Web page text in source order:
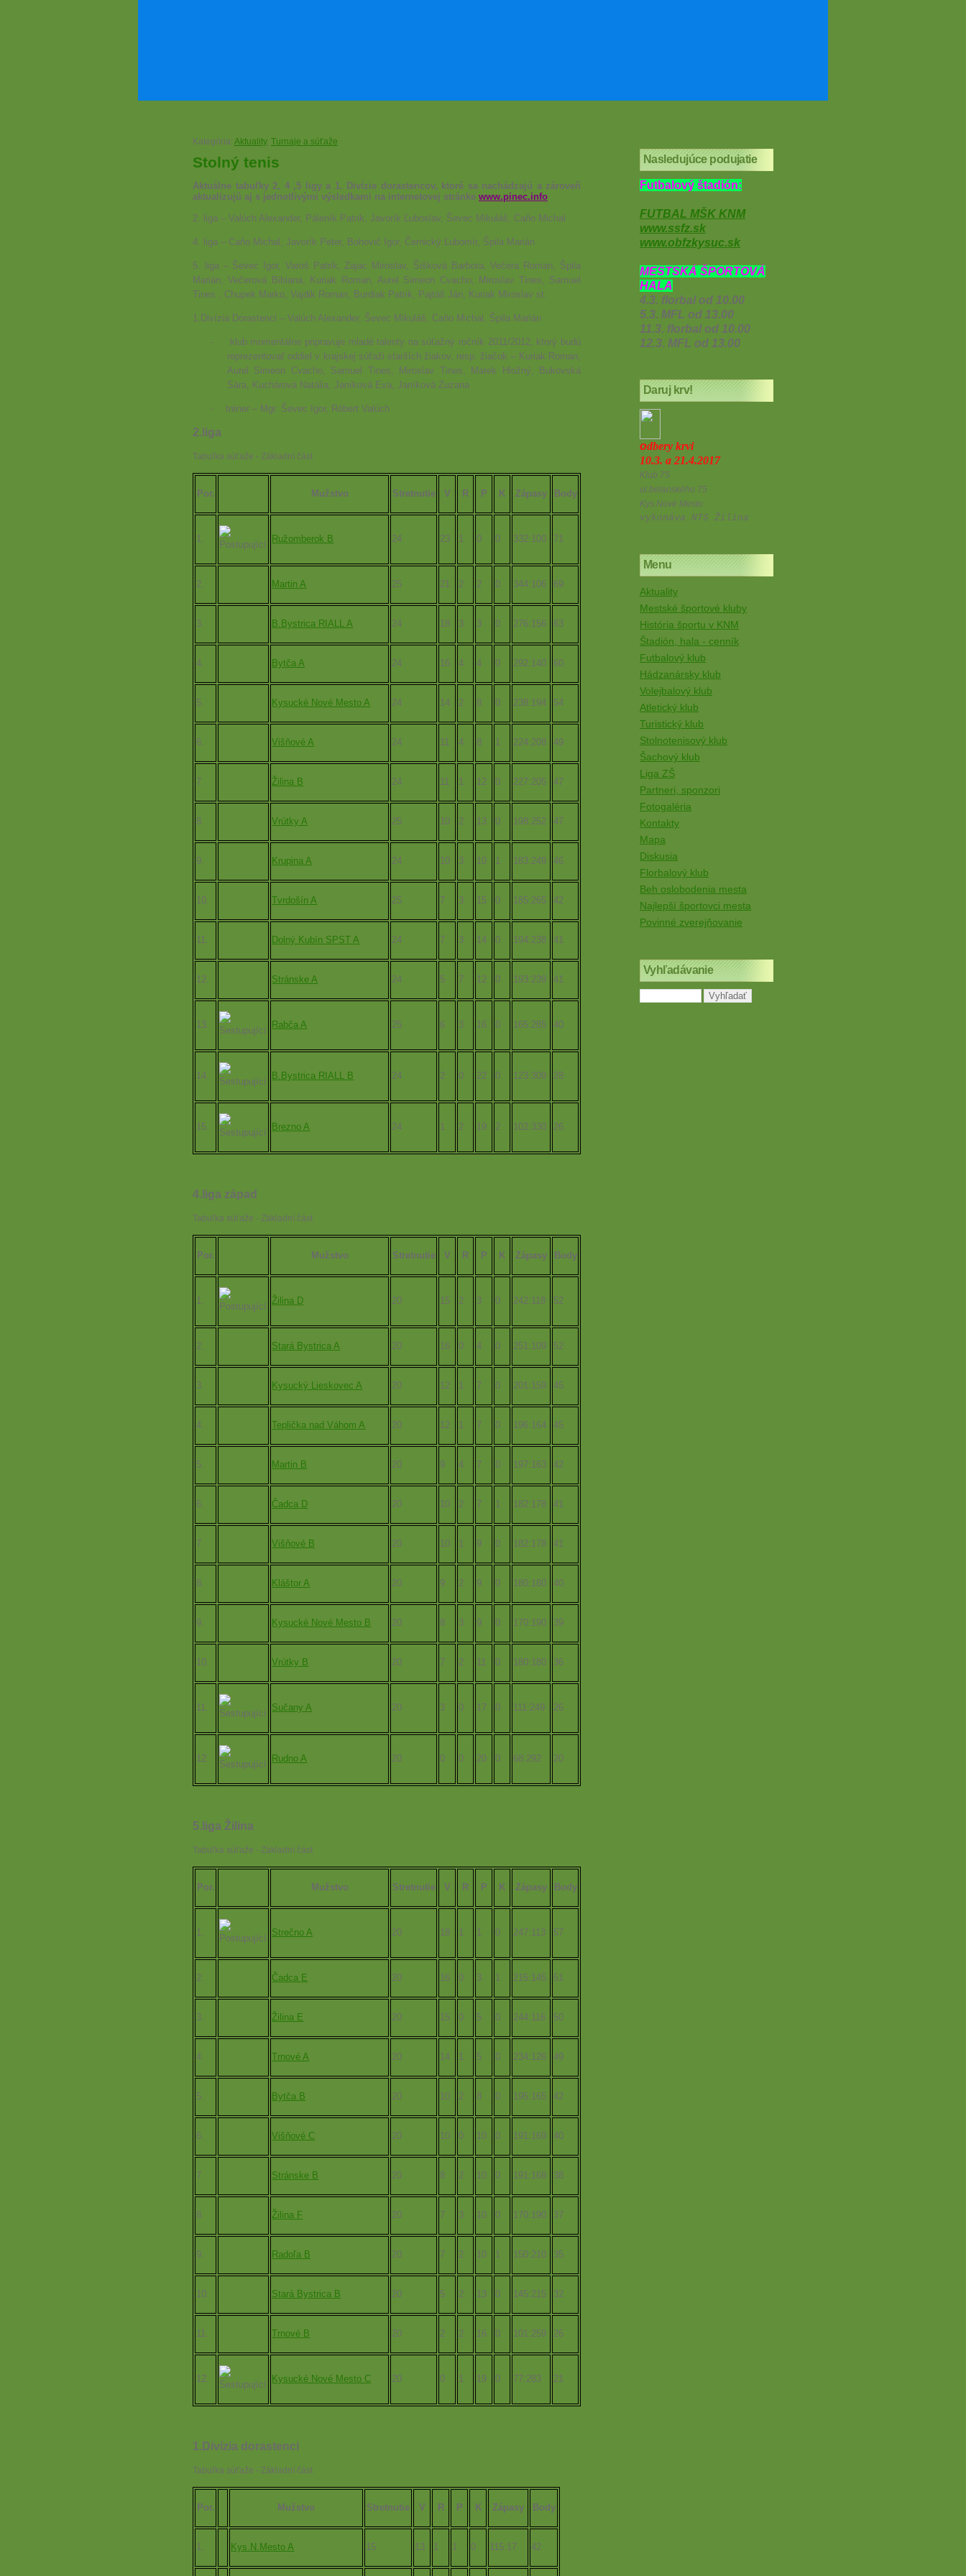
Kategória: Aktuality, Turnaje a súťaže
Stolný tenis
Aktuálne tabuľky 2, 4 ,5 ligy a 1. Divízie dorastencov, ktoré sa nachádzajú a zároveň
aktualizujú aj s jednotlivými výsledkami na internetovej stránke www.pinec.info
2. liga – Valúch Alexander, Páleník Patrik, Javorík Ľuboslav, Ševec Mikuláš, Caňo Michal
4. liga – Caňo Michal, Javorík Peter, Bohovič Igor, Černický Ľubomír, Špila Marián
5. liga – Ševec Igor, Varoš Patrik, Zajac Miroslav, Šišková Barbora, Večera Roman, Špila
Marián, Večerová Bibiana, Kuriak Roman, Aurel Simeon Cvacho, Miroslav Tines, Samuel
Tines , Chupek Marko, Vajdik Roman, Burdiak Patrik, Pajtáš Ján, Kuriak Miroslav st.
1.Divízia Dorastenci – Valúch Alexander, Ševec Mikuláš, Caňo Michal, Špila Marián
-
klub momentálne pripravuje mladé talenty na súťažný ročník 2011/2012, ktorý budú
reprezentovať oddiel v krajskej súťaži starších žiakov, resp. žiačok – Kuriak Roman,
Aurel Simeon Cvacho, Samuel Tines, Miroslav Tines, Marek Hložný, Bukovská
Sára, Kuchárová Natália, Janíková Eva, Janíková Zuzana
- tréner – Mgr. Ševec Igor, Róbert Valúch
2.liga
Tabuľka súťaže - Základní část
Por. Mužstvo Stretnutie V R P K Zápasy Body
1. Ružomberok B 24 23 1 0 0 332:100 71
2. Martin A 25 21 2 2 0 344:106 69
3. B.Bystrica RIALL A 24 18 3 3 0 276:156 63
4. Bytča A 24 16 4 4 0 292:140 60
5. Kysucké Nové Mesto A 24 14 2 8 0 238:194 54
6. Višňové A 24 11 4 8 1 224:208 49
7. Žilina B 24 11 1 12 0 227:205 47
8. Vrútky A 25 10 2 13 0 198:252 47
9. Krupina A 24 10 3 10 1 183:249 46
10. Tvrdošín A 25 7 3 15 0 185:265 42
11. Dolný Kubín SPST A 24 7 3 14 0 194:238 41
12. Stránske A 24 5 7 12 0 193:239 41
13. Rabča A 25 6 3 16 0 165:285 40
14. B.Bystrica RIALL B 24 2 0 22 0 123:309 28
15. Brezno A 24 1 2 19 2 102:330 26
4.liga západ
Tabuľka súťaže - Základní část
Por. Mužstvo Stretnutie V R P K Zápasy Body
1. Žilina D 20 15 2 3 0 242:118 52
2. Stará Bystrica A 20 16 0 4 0 251:109 52
3. Kysucký Lieskovec A 20 12 1 7 0 201:159 45
4. Teplička nad Váhom A 20 12 1 7 0 196:164 45
5. Martin B 20 9 4 7 0 197:163 42
6. Čadca D 20 10 2 7 1 182:178 41
7. Višňové B 20 10 1 9 0 182:178 41
8. Kláštor A 20 9 2 9 0 180:180 40
9. Kysucké Nové Mesto B 20 8 3 9 0 170:190 39
10. Vrútky B 20 7 2 11 0 180:180 36
11. Sučany A 20 3 0 17 0 111:249 26
12. Rudno A 20 0 0 20 0 68:292 20
5.liga Žilina
Tabuľka súťaže - Základní část
Por. Mužstvo Stretnutie V R P K Zápasy Body
1. Strečno A 20 18 1 1 0 247:113 57
2. Čadca E 20 16 0 3 1 215:145 51
3. Žilina E 20 15 0 5 0 244:116 50
4. Trnové A 20 14 1 5 0 234:126 49
5. Bytča B 20 10 2 8 0 195:165 42
6. Višňové C 20 10 0 10 0 191:169 40
7. Stránske B 20 8 2 10 0 191:169 38
8. Žilina F 20 7 3 10 0 170:190 37
9. Radoľa B 20 7 2 10 1 150:210 35
10. Stará Bystrica B 20 5 2 13 0 145:215 32
11. Trnové B 20 2 2 16 0 101:259 26
12. Kysucké Nové Mesto C 20 0 1 19 0 77:283 21
1.Divízia dorastenci
Tabuľka súťaže - Základní část
Por. Mužstvo Stretnutie V R P K Zápasy Body
1. Kys.N.Mesto A 15 13 1 1 0 115:17 42
Nasledujúce podujatie
Futbalový štadión:
FUTBAL MŠK KNM
www.ssfz.sk
www.obfzkysuc.sk
MESTSKÁ ŠPORTOVÁ
HALA
4.3. florbal od 10.00
5.3. MFL od 13.00
11.3. florbal od 10.00
12.3. MFL od 13.00
Daruj krv!
odbery krvi
10.3. a 21.4.2017
Klub 75
ul.belanského 75
Kys.Nové Mesto
vykonáva NTS Žilina
Menu
Aktuality
Mestské športové kluby
História športu v KNM
Štadión, hala - cenník
Futbalový klub
Hádzanársky klub
Volejbalový klub
Atletický klub
Turistický klub
Stolnotenisový klub
Šachový klub
Liga ZŠ
Partneri, sponzori
Fotogaléria
Kontakty
Mapa
Diskusia
Florbalový klub
Beh oslobodenia mesta
Najlepší športovci mesta
Povinné zverejňovanie
Vyhľadávanie